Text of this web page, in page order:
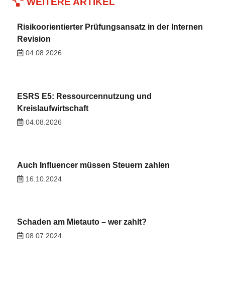
Risikoorientierter Prüfungsansatz in der Internen
Revision
04.08.2026
ESRS E5: Ressourcennutzung und
Kreislaufwirtschaft
04.08.2026
Auch Influencer müssen Steuern zahlen
16.10.2024
Schaden am Mietauto – wer zahlt?
08.07.2024